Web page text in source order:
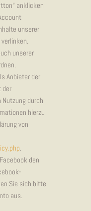
anklicken
unserer
unserer
Anbieter der
der
durch
hierzu
von
.
den
Sie sich bitte
aus.